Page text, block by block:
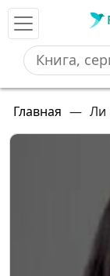
Главная — Ли